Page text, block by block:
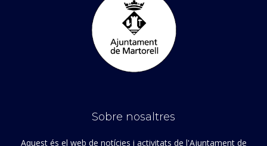
Sobre nosaltres
Aquest és el web de notícies i activitats de l'Ajuntament de